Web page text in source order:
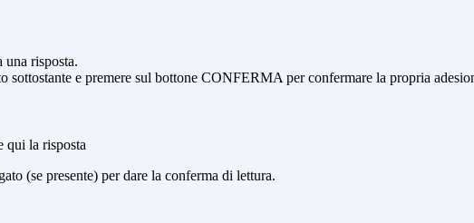
una risposta.
sottostante e premere sul bottone CONFERMA per confermare la propria
qui la risposta
(se presente) per dare la conferma di lettura.